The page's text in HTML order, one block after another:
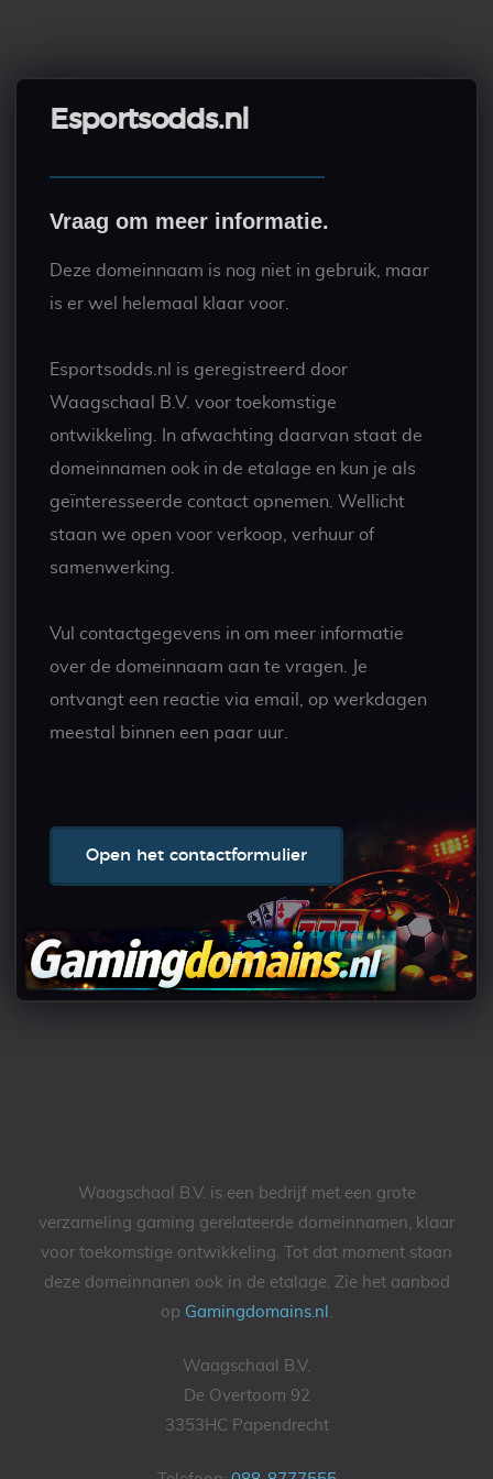
Esportsodds.nl
Vraag om meer informatie.
Deze domeinnaam is nog niet in gebruik, maar
is er wel helemaal klaar voor.
Esportsodds.nl is geregistreerd door
Waagschaal B.V. voor toekomstige
ontwikkeling. In afwachting daarvan staat de
domeinnamen ook in de etalage en kun je als
geïnteresseerde contact opnemen. Wellicht
staan we open voor verkoop, verhuur of
samenwerking.
Vul contactgegevens in om meer informatie
over de domeinnaam aan te vragen. Je
ontvangt een reactie via email, op werkdagen
meestal binnen een paar uur.
Waagschaal B.V. is een bedrijf met een grote
verzameling gaming gerelateerde domeinnamen, klaar
voor toekomstige ontwikkeling. Tot dat moment staan
deze domeinnanen ook in de etalage. Zie het aanbod
op Gamingdomains.nl .
Waagschaal B.V.
De Overtoom 92
3353HC Papendrecht